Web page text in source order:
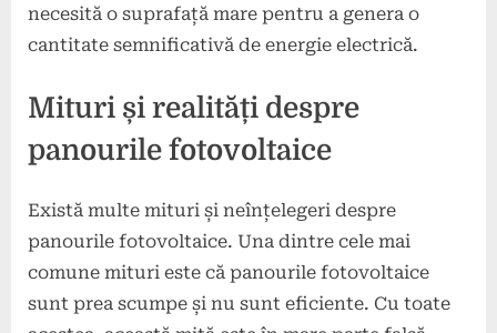
necesită o suprafață mare pentru a genera o
cantitate semnificativă de energie electrică.
Mituri și realități despre
panourile fotovoltaice
Există multe mituri și neînțelegeri despre
panourile fotovoltaice. Una dintre cele mai
comune mituri este că panourile fotovoltaice
sunt prea scumpe și nu sunt eficiente. Cu toate